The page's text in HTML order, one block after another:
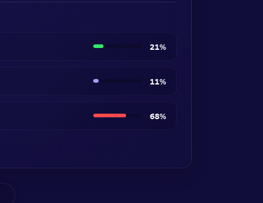
21%
11%
68%